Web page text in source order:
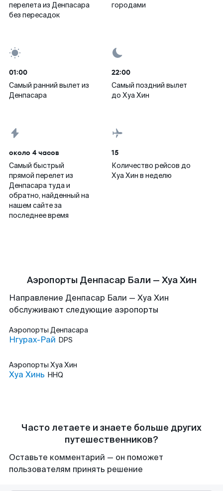
перелета из Денпасара
без пересадок
городами
01:00
Самый ранний вылет из
Денпасара
22:00
Самый поздний вылет
до Хуа Хин
около 4 часов
Самый быстрый
прямой перелет из
Денпасара туда и
обратно, найденный на
нашем сайте за
последнее время
15
Количество рейсов до
Хуа Хин в неделю
Аэропорты Денпасар Бали — Хуа Хин
Направление Денпасар Бали — Хуа Хин
обслуживают следующие аэропорты
Аэропорты Денпасара
Нгурах-Рай DPS
Аэропорты Хуа Хин
Хуа Хинь HHQ
Часто летаете и знаете больше других
путешественников?
Оставьте комментарий — он поможет
пользователям принять решение